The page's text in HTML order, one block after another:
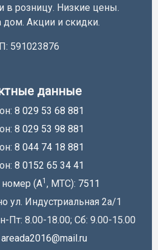
в розницу. Низкие цены.
дом. Акции и скидки.
591023876
данные
8 029 53 68 881
8 029 53 98 881
8 044 74 18 881
8 0152 65 34 41
(A1 , МТС): 7511
ул. Индустриальная 2а/1
8.00-18.00; Cб: 9.00-15.00
areada2016@mail.ru